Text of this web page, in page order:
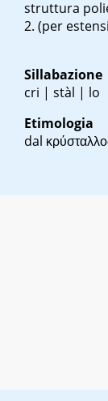
struttura
(per
Sillabazione
cri | stàl | lo
Etimologia
dal